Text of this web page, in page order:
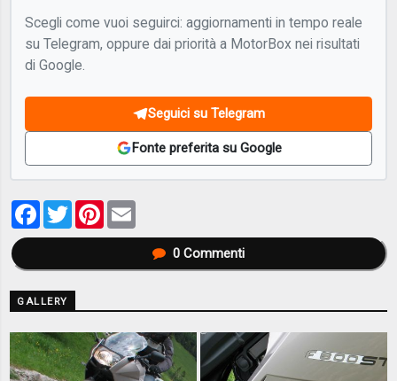
Scegli come vuoi seguirci: aggiornamenti in tempo reale
su Telegram, oppure dai priorità a MotorBox nei risultati
di Google.
Seguici su Telegram
Fonte preferita su Google
Facebook
TwitterPinterest
0Commenti
GALLERY